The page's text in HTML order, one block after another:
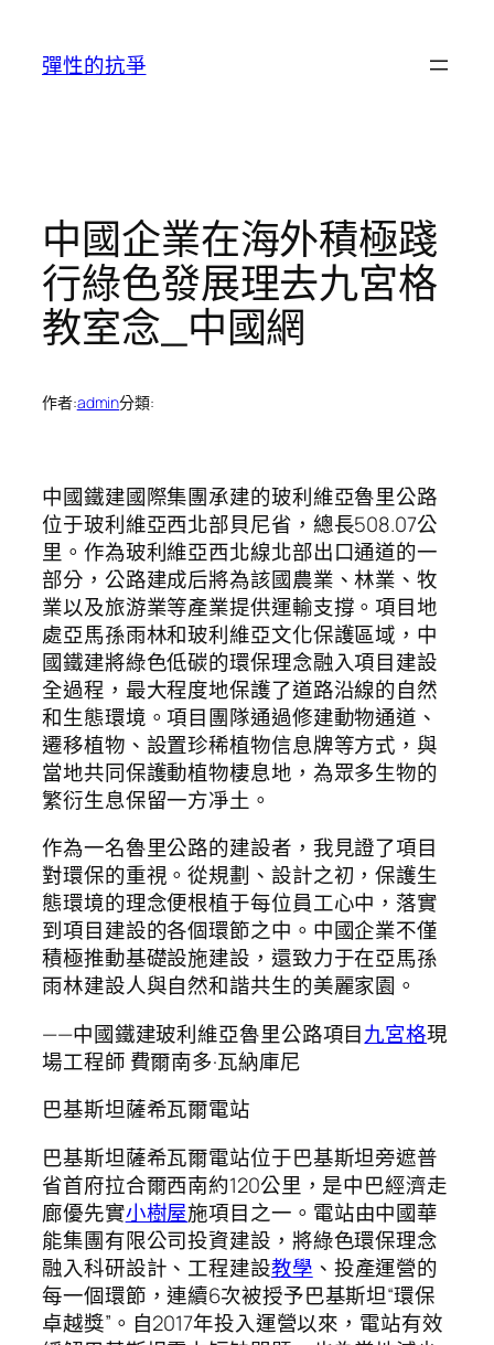
彈性的抗爭
中國企業在海外積極踐
行綠色發展理去九宮格
教室念_中國網
作者:admin分類:
中國鐵建國際集團承建的玻利維亞魯里公路
位于玻利維亞西北部貝尼省，總長508.07公
里。作為玻利維亞西北線北部出口通道的一
部分，公路建成后將為該國農業、林業、牧
業以及旅游業等產業提供運輸支撐。項目地
處亞馬孫雨林和玻利維亞文化保護區域，中
國鐵建將綠色低碳的環保理念融入項目建設
全過程，最大程度地保護了道路沿線的自然
和生態環境。項目團隊通過修建動物通道、
遷移植物、設置珍稀植物信息牌等方式，與
當地共同保護動植物棲息地，為眾多生物的
繁衍生息保留一方凈土。
作為一名魯里公路的建設者，我見證了項目
對環保的重視。從規劃、設計之初，保護生
態環境的理念便根植于每位員工心中，落實
到項目建設的各個環節之中。中國企業不僅
積極推動基礎設施建設，還致力于在亞馬孫
雨林建設人與自然和諧共生的美麗家園。
——中國鐵建玻利維亞魯里公路項目九宮格現
場工程師 費爾南多·瓦納庫尼
巴基斯坦薩希瓦爾電站
巴基斯坦薩希瓦爾電站位于巴基斯坦旁遮普
省首府拉合爾西南約120公里，是中巴經濟走
廊優先實小樹屋施項目之一。電站由中國華
能集團有限公司投資建設，將綠色環保理念
融入科研設計、工程建設教學 、投產運營的
每一個環節，連續6次被授予巴基斯坦“環保
卓越獎”。自2017年投入運營以來，電站有效